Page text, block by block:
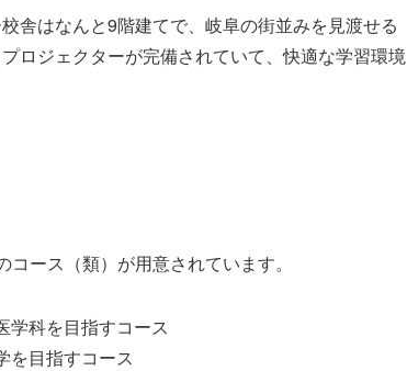
舎はなんと9階建てで、岐阜の街並みを見渡せる
ロジェクターが完備されていて、快適な学習環境
ース（類）が用意されています。
学科を目指すコース
を目指すコース